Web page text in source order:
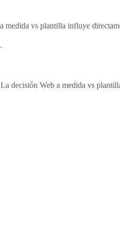
medida vs plantilla influye
decisión Web a medida vs